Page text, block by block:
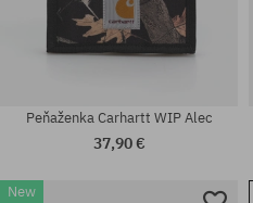
Peňaženka Carhartt WIP Alec
37,90 €
New